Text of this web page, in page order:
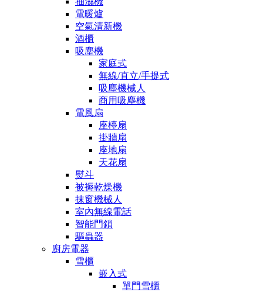
電暖爐
空氣清新機
酒櫃
吸塵機
家庭式
無線/直立/手提式
吸塵機械人
商用吸塵機
電風扇
座檯扇
掛牆扇
座地扇
天花扇
熨斗
被褥乾燥機
抹窗機械人
室內無線電話
智能門鎖
驅蟲器
廚房電器
雪櫃
嵌入式
單門雪櫃